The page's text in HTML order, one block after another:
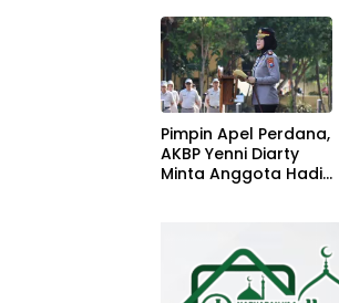
Terangan, Seolah
Hukum Bungkam
Pimpin Apel Perdana,
AKBP Yenni Diarty
Minta Anggota Hadir